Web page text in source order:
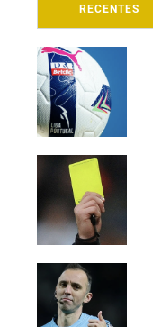
RECENTES